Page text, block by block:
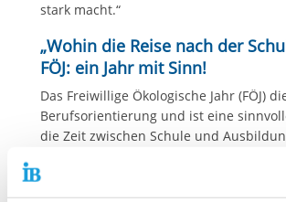
stark macht.“
„Wohin die Reise nach der
FÖJ: ein Jahr mit Sinn!
Das Freiwillige Ökologische Jahr (FÖJ)
Berufsorientierung und ist eine
die Zeit zwischen Schule und
Studium zu gestalten. „Viele junge
nach dem Schulabschluss noch nicht
die Reise gehen soll“, sagt Thiemo